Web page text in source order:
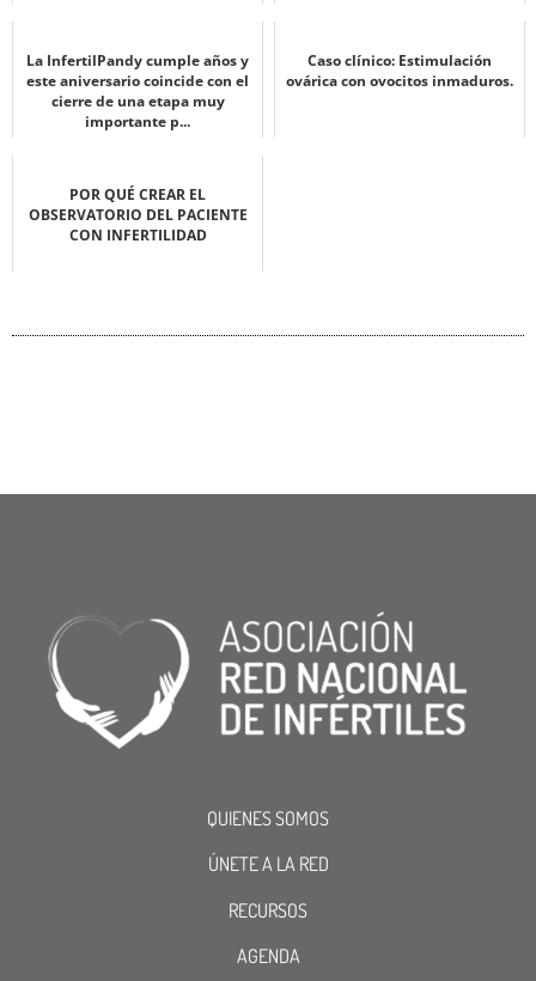
La InfertilPandy cumple años y
este aniversario coincide con el
cierre de una etapa muy
importante p...
Caso clínico: Estimulación
ovárica con ovocitos inmaduros.
POR QUÉ CREAR EL
OBSERVATORIO DEL PACIENTE
CON INFERTILIDAD
QUIENES SOMOS
ÚNETE A LA RED
RECURSOS
AGENDA